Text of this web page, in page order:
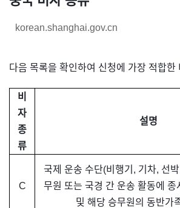
korean.shanghai.gov.cn
다음 목록을 확인하여 신청에 가장 적합한
비
자
종
류
설명
C
국제 운송 수단(비행기, 기차, 선
무원 또는 국경 간 운송 활동에 종
및 해당 승무원의 동반가